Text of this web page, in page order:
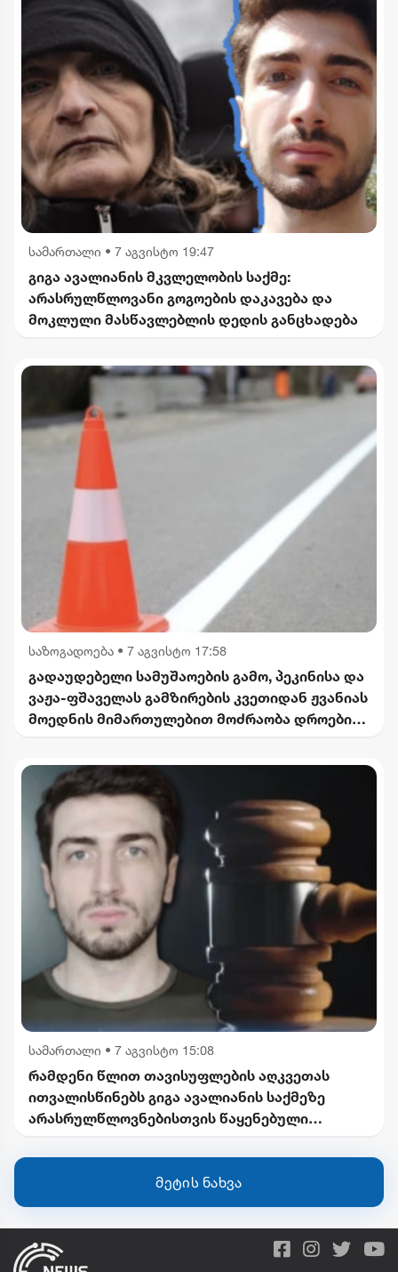
სამართალი • 7 აგვისტო 19:47
გიგა ავალიანის მკვლელობის საქმე:
არასრულწლოვანი გოგოების დაკავება და
მოკლული მასწავლებლის დედის განცხადება
საზოგადოება • 7 აგვისტო 17:58
გადაუდებელი სამუშაოების გამო, პეკინისა და
ვაჟა-ფშაველას გამზირების კვეთიდან ჟვანიას
მოედნის მიმართულებით მოძრაობა დროებით
სამართალი • 7 აგვისტო 15:08
რამდენი წლით თავისუფლების აღკვეთას
ითვალისწინებს გიგა ავალიანის საქმეზე
არასრულწლოვნებისთვის წაყენებული
მეტის ნახვა